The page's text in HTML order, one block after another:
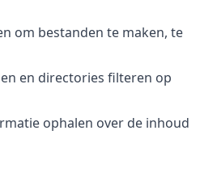
om bestanden te maken, te
en directories filteren op
ophalen over de inhoud